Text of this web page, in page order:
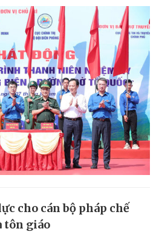
cho cán bộ pháp chế
tôn giáo